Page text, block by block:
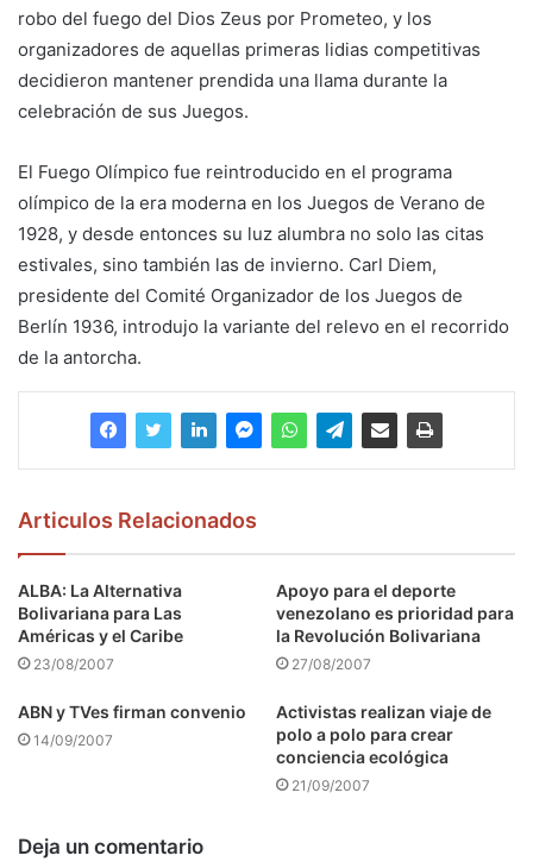
robo del fuego del Dios Zeus por Prometeo, y los
organizadores de aquellas primeras lidias competitivas
decidieron mantener prendida una llama durante la
celebración de sus Juegos.
El Fuego Olímpico fue reintroducido en el programa
olímpico de la era moderna en los Juegos de Verano de
1928, y desde entonces su luz alumbra no solo las citas
estivales, sino también las de invierno. Carl Diem,
presidente del Comité Organizador de los Juegos de
Berlín 1936, introdujo la variante del relevo en el recorrido
de la antorcha.
Articulos Relacionados
ALBA: La Alternativa
Bolivariana para Las
Américas y el Caribe
23/08/2007
Apoyo para el deporte
venezolano es prioridad para
la Revolución Bolivariana
27/08/2007
ABN y TVes firman convenio
14/09/2007
Activistas realizan viaje de
polo a polo para crear
conciencia ecológica
21/09/2007
Deja un comentario